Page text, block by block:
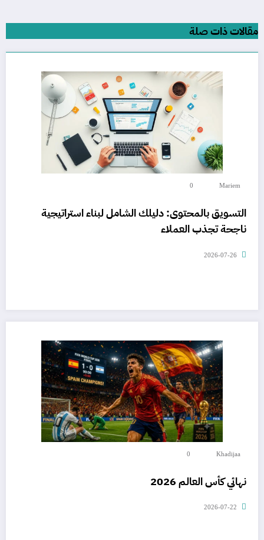
مقالات ذات صلة
Mariem
0
التسويق بالمحتوى: دليلك الشامل لبناء استراتيجية
ناجحة تجذب العملاء
2026-07-26
Khadijaa
0
نهائي كأس العالم 2026
2026-07-22